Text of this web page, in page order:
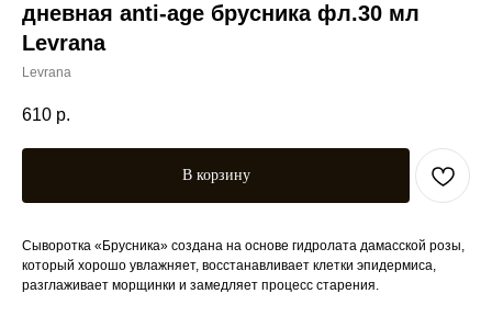
дневная anti-age брусника фл.30 мл
Levrana
Levrana
610 р.
В корзину
Сыворотка «Брусника» создана на основе гидролата дамасской розы,
который хорошо увлажняет, восстанавливает клетки эпидермиса,
разглаживает морщинки и замедляет процесс старения.